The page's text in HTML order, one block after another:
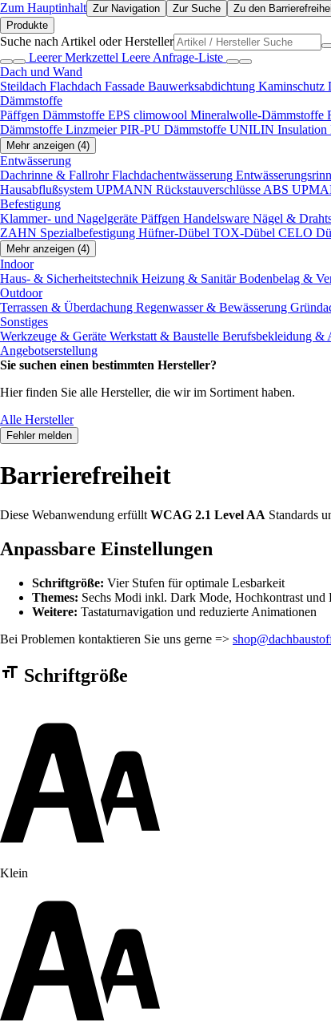
Zum Hauptinhalt Zur Navigation Zur Suche
Zu den
Produkte
Suche nach Artikel oder Hersteller
Leerer Merkzettel Leere Anfrage-Liste
Dach und Wand
Steildach Flachdach Fassade Bauwerksabdichtung Kaminschutz
Dämmstoffe
Päffgen Dämmstoffe EPS climowool Mineralwolle-Dämmstoffe
Dämmstoffe Linzmeier PIR-PU Dämmstoffe UNILIN Insulation
Mehr anzeigen (4)
Entwässerung
Dachrinne & FallrohrFlachdachentwässerung
Hausabflußsystem UPMANN Rückstauverschlüsse ABS
Befestigung
Klammer- und Nagelgeräte Päffgen Handelsware Nägel &
ZAHN Spezialbefestigung Hüfner-Dübel TOX-Dübel CELO
Mehr anzeigen (4)
Indoor
Haus- & Sicherheitstechnik Heizung & SanitärBodenbelag &
Outdoor
Terrassen & Überdachung Regenwasser & Bewässerung
Sonstiges
Werkzeuge & Geräte Werkstatt & Baustelle Berufsbekleidung &
Angebotserstellung
Sie suchen einen bestimmten Hersteller?
Hier finden Sie alle Hersteller, die wir im Sortiment haben.
Alle Hersteller
Fehler melden
Barrierefreiheit
Diese Webanwendung erfüllt WCAG 2.1 Level AA Standards
Anpassbare Einstellungen
Schriftgröße: Vier Stufen für optimale Lesbarkeit
Themes: Sechs Modi inkl. Dark Mode, Hochkontrast und
Weitere: Tastaturnavigation und reduzierte Animationen
Bei Problemen kontaktieren Sie uns gerne =>
Barrierefreiheit Einstellungen Formular
Schriftgröße
Klein